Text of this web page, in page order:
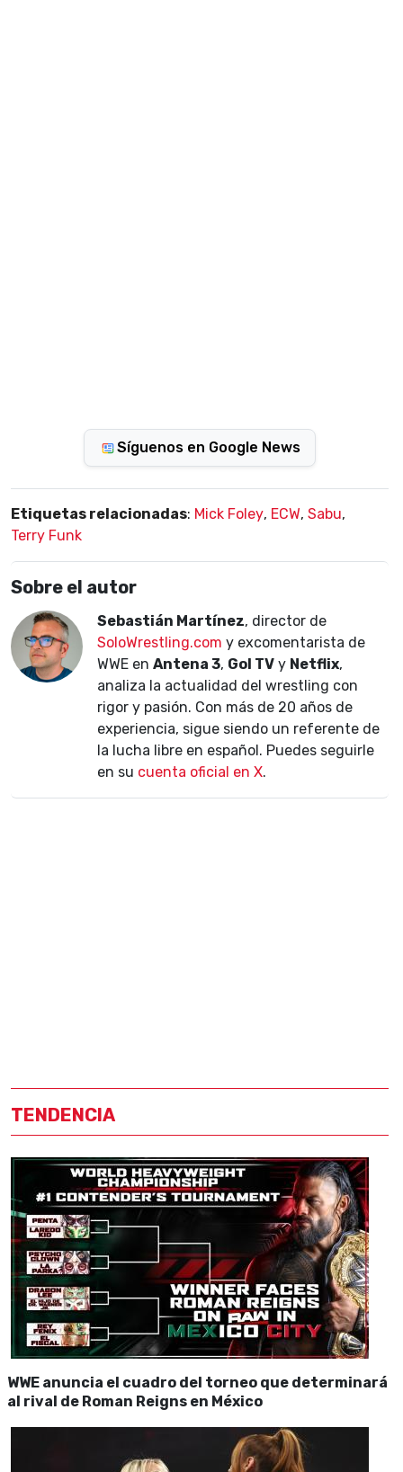
Síguenos en Google News
Etiquetas relacionadas: Mick Foley, ECW, Sabu,
Terry Funk
Sobre el autor
Sebastián Martínez, director de
SoloWrestling.com y excomentarista de
WWE en Antena 3, Gol TV y Netflix,
analiza la actualidad del wrestling con
rigor y pasión. Con más de 20 años de
experiencia, sigue siendo un referente de
la lucha libre en español. Puedes seguirle
en su cuenta oficial en X.
TENDENCIA
WWE anuncia el cuadro del torneo que determinará
al rival de Roman Reigns en México